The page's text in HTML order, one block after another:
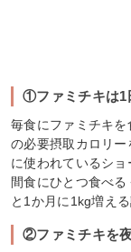
①ファミチキは1
毎食にファミチキ
の必要摂取カロリ
に使われているショ
間食にひとつ食べ
と1か月に1kg増え
②ファミチキを